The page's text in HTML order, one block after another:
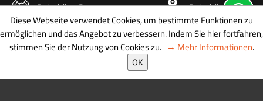
Reisebüro-Partner Reisebüro-Karte
© 2026 diginetmedia
|Impressum
Diese Webseite verwendet Cookies, um bestimmte Funktionen zu
ermöglichen und das Angebot zu verbessern. Indem Sie hier fortfahren,
stimmen Sie der Nutzung von Cookies zu. → Mehr Informationen.
OK